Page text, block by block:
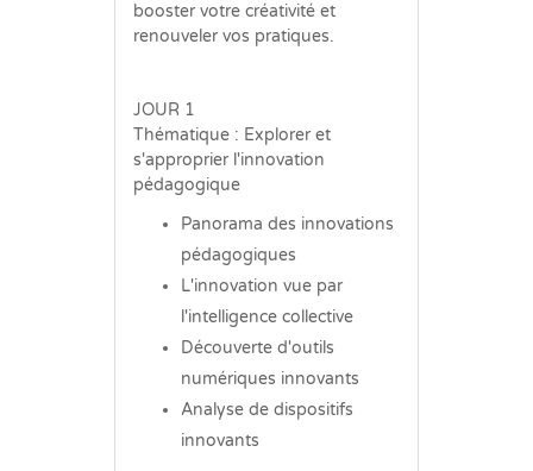
booster votre créativité et
renouveler vos pratiques.
JOUR 1
Thématique : Explorer et
s'approprier l'innovation
pédagogique
Panorama des innovations
pédagogiques
L'innovation vue par
l'intelligence collective
Découverte d'outils
numériques innovants
Analyse de dispositifs
innovants